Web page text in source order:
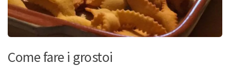
Come fare i grostoi